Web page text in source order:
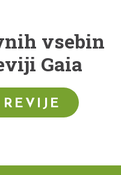
vsebin
Gaia